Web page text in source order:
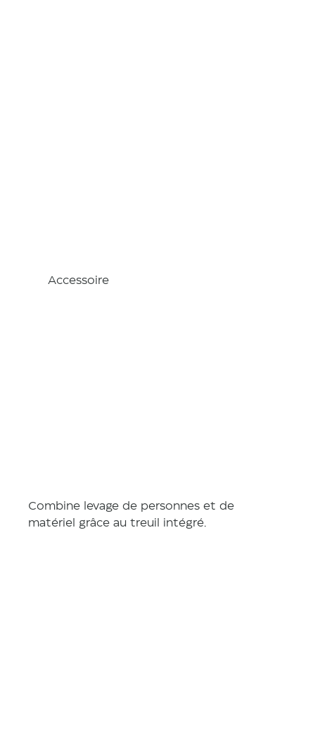
Accessoire
Combine levage de personnes et de
matériel grâce au treuil intégré.